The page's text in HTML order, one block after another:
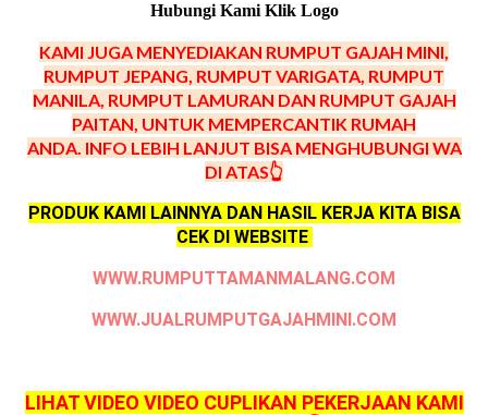
Hubungi Kami Klik Logo
KAMI JUGA MENYEDIAKAN RUMPUT GAJAH MINI,
RUMPUT JEPANG, RUMPUT VARIGATA, RUMPUT
MANILA, RUMPUT LAMURAN DAN RUMPUT GAJAH
PAITAN, UNTUK MEMPERCANTIK RUMAH
ANDA. INFO LEBIH LANJUT BISA MENGHUBUNGI WA
DI ATAS👆
PRODUK KAMI LAINNYA DAN HASIL KERJA KITA BISA
CEK DI WEBSITE
WWW.RUMPUTTAMANMALANG.COM
WWW.JUALRUMPUTGAJAHMINI.COM
LIHAT VIDEO VIDEO CUPLIKAN PEKERJAAN KAMI